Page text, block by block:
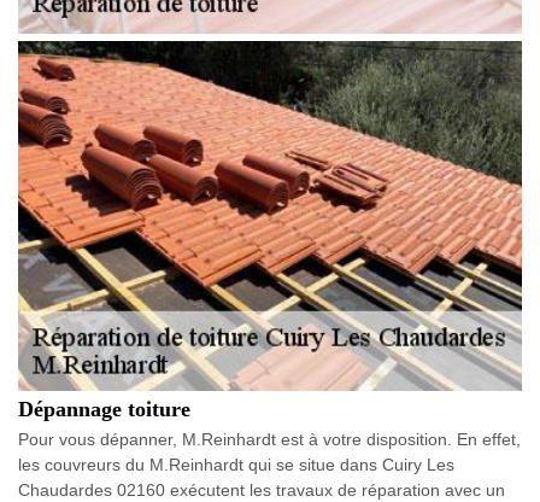
Dépannage toiture
Pour vous dépanner, M.Reinhardt est à votre disposition. En effet,
les couvreurs du M.Reinhardt qui se situe dans Cuiry Les
Chaudardes 02160 exécutent les travaux de réparation avec un